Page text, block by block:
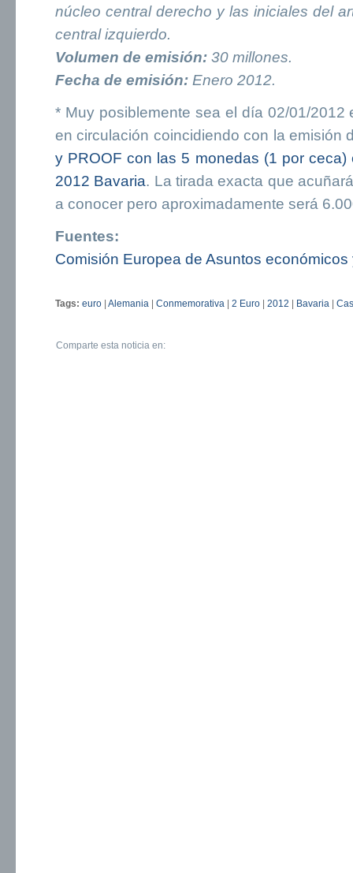
núcleo central derecho y las iniciales del
central izquierdo.
Volumen de emisión: 30 millones.
Fecha de emisión: Enero 2012.
* Muy posiblemente sea el día 02/01/
en circulación coincidiendo con la emisión
y PROOF con las 5 monedas (1 por ceca)
2012 Bavaria. La tirada exacta que
a conocer pero aproximadamente será
Fuentes:
Comisión Europea de Asuntos
Tags: euro Alemania Conmemorativa 2 Euro 2012 Bavaria
Comparte esta noticia en: